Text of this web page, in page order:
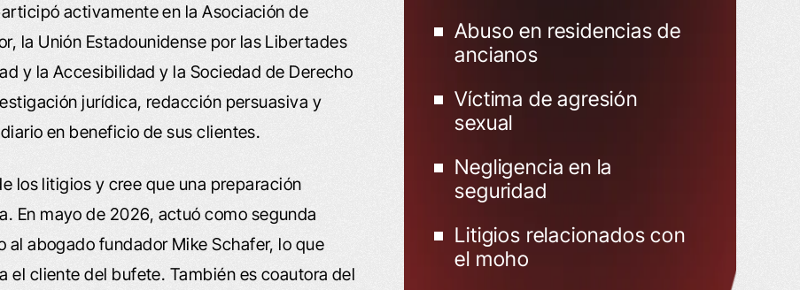
activamente en la Asociación de
la Unión Estadounidense por las Libertades
y la Accesibilidad y la Sociedad de Derecho
jurídica, redacción persuasiva y
en beneficio de sus clientes.
los litigios y cree que una preparación
En mayo de 2026, actuó como segunda
abogado fundador Mike Schafer, lo que
cliente del bufete. También es coautora del
Abuso en residencias de
ancianos
Víctima de agresión
sexual
Negligencia en la
seguridad
Litigios relacionados con
el moho